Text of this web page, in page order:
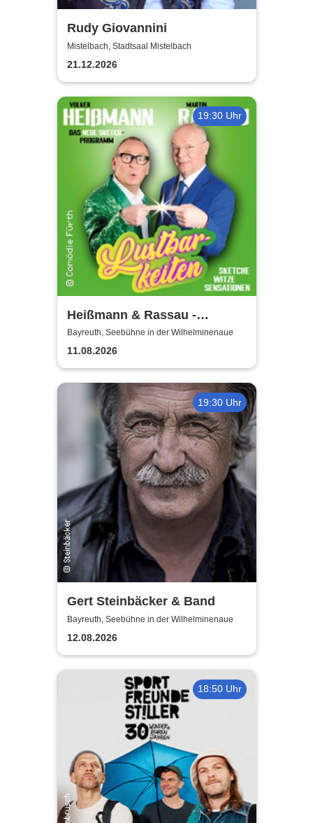
Rudy Giovannini
Mistelbach, Stadtsaal Mistelbach
21.12.2026
19:30 Uhr
Heißmann & Rassau -
Lustbarkeiten
Bayreuth, Seebühne in der Wilhelminenaue
11.08.2026
19:30 Uhr
Gert Steinbäcker & Band
Bayreuth, Seebühne in der Wilhelminenaue
12.08.2026
18:50 Uhr